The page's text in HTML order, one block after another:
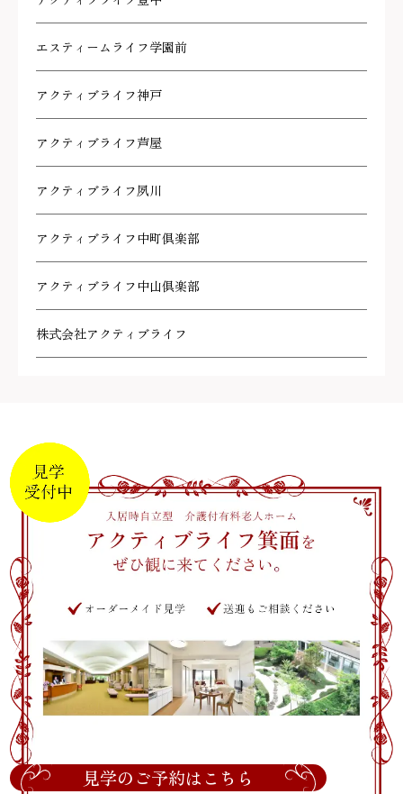
エスティームライフ学園前
アクティブライフ神戸
アクティブライフ芦屋
アクティブライフ夙川
アクティブライフ中町倶楽部
アクティブライフ中山倶楽部
株式会社アクティブライフ
見学のご予約はこちら